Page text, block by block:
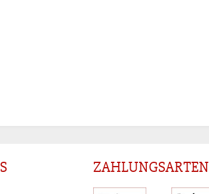
ZAHLUNGSARTEN